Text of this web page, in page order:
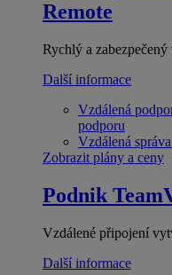
Remote
Rychlý a
Další informace
Vzdálená
podporu
Vzdálená správa
Zobrazit plány a ceny
Podnik
Vzdálené připojení
Další informace